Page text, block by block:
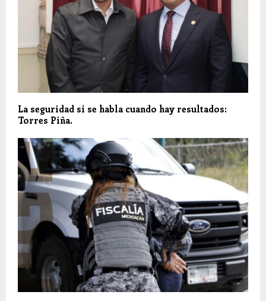
La seguridad sí se habla cuando hay resultados:
Torres Piña.